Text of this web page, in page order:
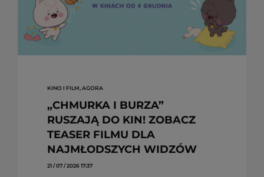
KINO I FILM, AGORA
„CHMURKA I BURZA”
RUSZAJĄ DO KIN! ZOBACZ
TEASER FILMU DLA
NAJMŁODSZYCH WIDZÓW
21 / 07 / 2026 17:37